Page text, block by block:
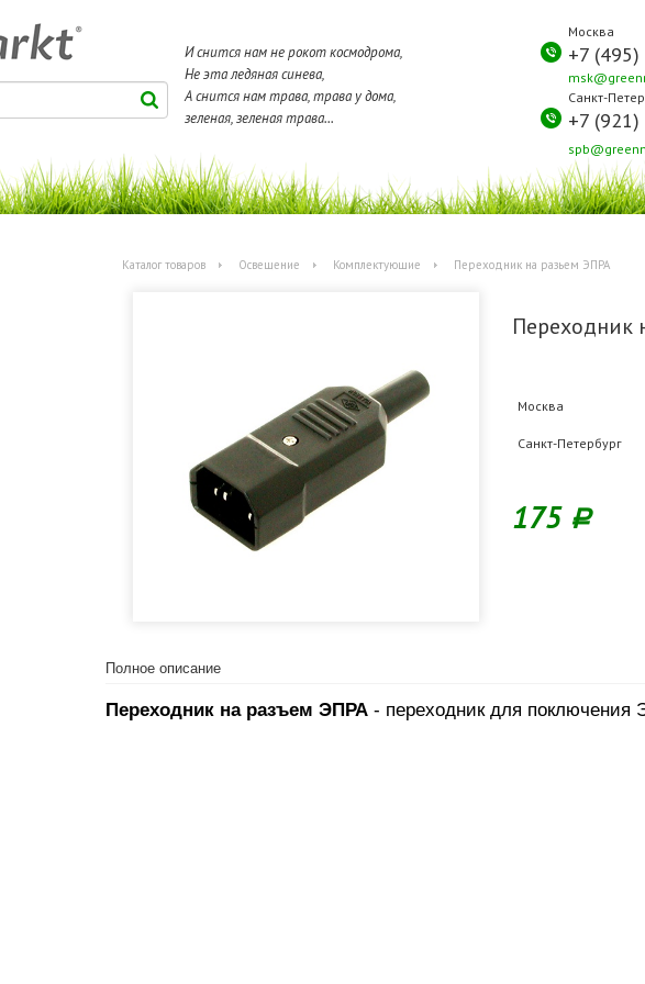
И снится нам не рокот космодрома,
Не эта ледяная синева,
А снится нам трава, трава у дома,
зеленая, зеленая трава...
Москва
+7
Санкт-
+7
Каталог товаров Освещение Комплектующие Переходник на разьем ЭПРА
Переходник
Москва
Санкт-Петербург
175 Р
Полное описание
Переходник на разъем ЭПРА- переходник для поключения